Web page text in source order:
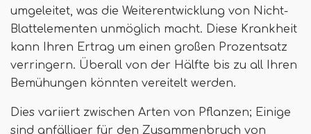
umgeleitet, was die Weiterentwicklung von Nicht-
Blattelementen unmöglich macht. Diese Krankheit
kann Ihren Ertrag um einen großen Prozentsatz
verringern. Überall von der Hälfte bis zu all Ihren
Bemühungen könnten vereitelt werden.
Dies variiert zwischen Arten von Pflanzen; Einige
sind anfälliger für den Zusammenbruch von